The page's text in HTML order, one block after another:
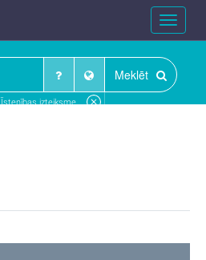
Toggle
Meklēt
Īstenības izteiksme